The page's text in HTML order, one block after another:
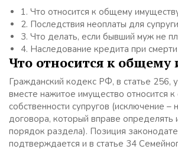
1. Что относится к общему
2. Последствия неоплаты для супруги
3. Что делать, если бывший муж не
4. Наследование кредита при
Что относится к общему
Гражданский кодекс РФ, в статье 256,
вместе нажитое имущество относится
собственности супругов (исключение –
договора, который вправе определять
порядок раздела). Позиция
подтверждается и в статье 34